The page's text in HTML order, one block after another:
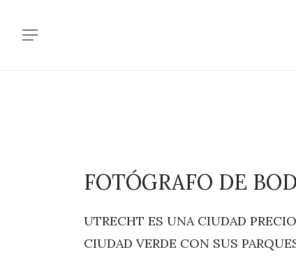
Menu
FOTÓGRAFO DE
UTRECHT ES UNA CIUDAD
CIUDAD VERDE CON SUS